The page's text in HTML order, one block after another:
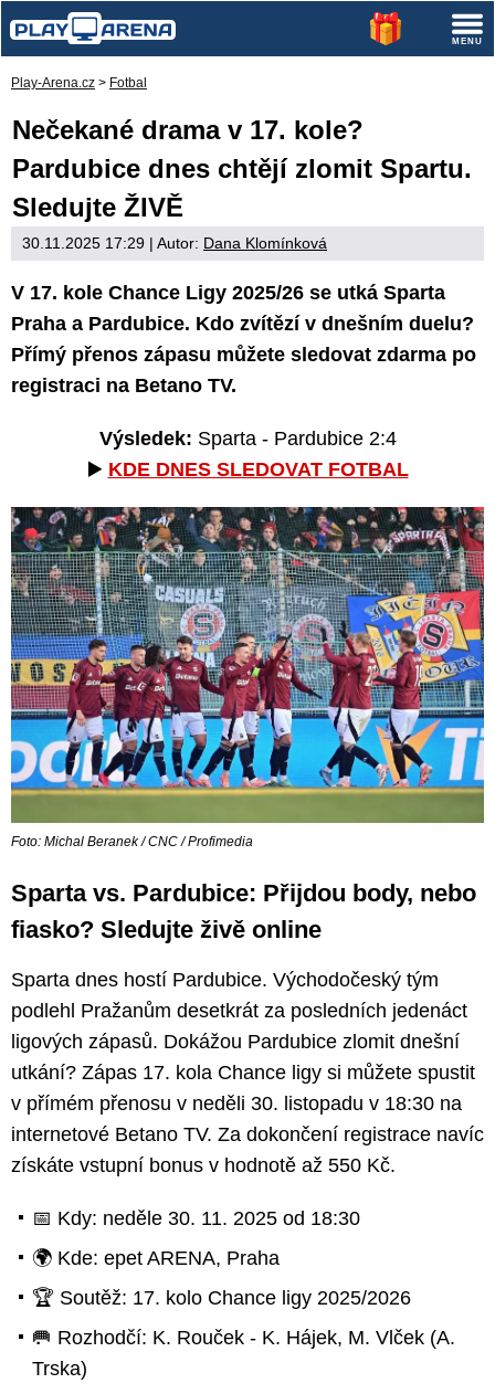
Play-Arena.cz > Fotbal
Nečekané drama v 17. kole?
Pardubice dnes chtějí zlomit Spartu.
Sledujte ŽIVĚ
30.11.2025 17:29 | Autor: Dana Klomínková
V 17. kole Chance Ligy 2025/26 se utká Sparta
Praha a Pardubice. Kdo zvítězí v dnešním duelu?
Přímý přenos zápasu můžete sledovat zdarma po
registraci na Betano TV.
Výsledek: Sparta - Pardubice 2:4
▶️ KDE DNES SLEDOVAT FOTBAL
Foto: Michal Beranek / CNC / Profimedia
Sparta vs. Pardubice: Přijdou body, nebo
fiasko? Sledujte živě online
Sparta dnes hostí Pardubice. Východočeský tým
podlehl Pražanům desetkrát za posledních jedenáct
ligových zápasů. Dokážou Pardubice zlomit dnešní
utkání? Zápas 17. kola Chance ligy si můžete spustit
v přímém přenosu v neděli 30. listopadu v 18:30 na
internetové Betano TV. Za dokončení registrace navíc
získáte vstupní bonus v hodnotě až 550 Kč.
📅 Kdy: neděle 30. 11. 2025 od 18:30
🌍 Kde: epet ARENA, Praha
🏆 Soutěž: 17. kolo Chance ligy 2025/2026
🥅 Rozhodčí: K. Rouček - K. Hájek, M. Vlček (A.
Trska)